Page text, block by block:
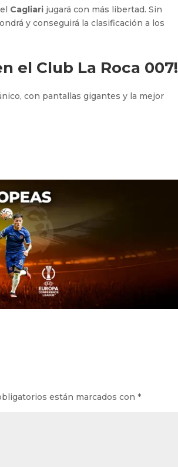
Cagliari jugará con más libertad. Sin
y conseguirá la clasificación a los
el Club La Roca 007!
con pantallas gigantes y la mejor
están marcados con*